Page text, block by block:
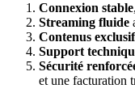
Connexion stable
Streaming fluide
Contenus
Support
Sécurité
et une facturation